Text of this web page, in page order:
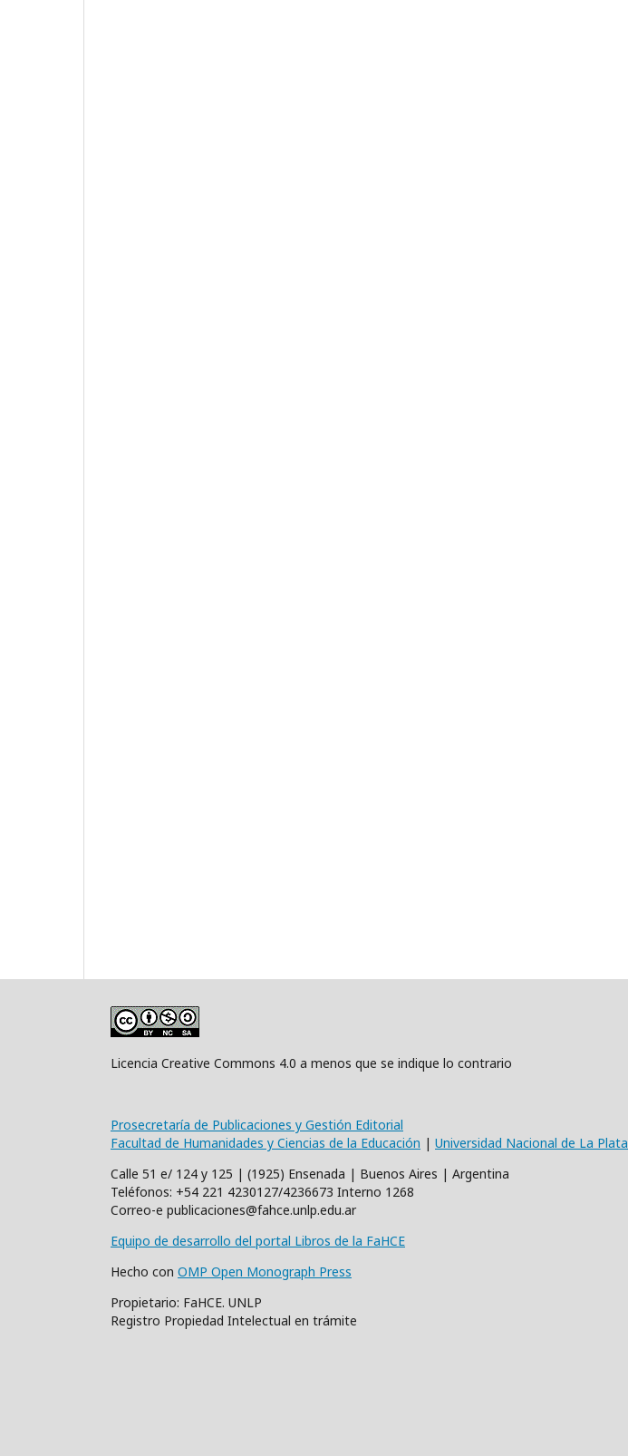
Licencia Creative Commons 4.0 a menos que se indique lo contrario
Prosecretaría de Publicaciones y Gestión Editorial
Facultad de Humanidades y Ciencias de la Educación | Universidad Nacional de La Plata
Calle 51 e/ 124 y 125 | (1925) Ensenada | Buenos Aires | Argentina
Teléfonos: +54 221 4230127/4236673 Interno 1268
Correo-e publicaciones@fahce.unlp.edu.ar
Equipo de desarrollo del portal Libros de la FaHCE
Hecho con OMP Open Monograph Press
Propietario: FaHCE. UNLP
Registro Propiedad Intelectual en trámite